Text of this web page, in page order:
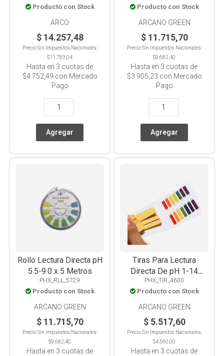
Producto con Stock
ARCO
$ 14.257,48
Precio Sin Impuestos Nacionales:
$11.783,04
Hasta en 3 cuotas de
$4.752,49 con Mercado
Pago
Producto con Stock
ARCANO GREEN
$ 11.715,70
Precio Sin Impuestos Nacionales:
$9.682,40
Hasta en 3 cuotas de
$3.905,23 con Mercado
Pago
Rollo Lectura Directa pH
5.5-9.0 x 5 Metros
PHX_RLL_5729
Producto con Stock
ARCANO GREEN
$ 11.715,70
Precio Sin Impuestos Nacionales:
$9.682,40
Hasta en 3 cuotas de
Tiras Para Lectura
Directa De pH 1-14
Librito x 80 Tiras
PHX_TIR_4600
Producto con Stock
ARCANO GREEN
$ 5.517,60
Precio Sin Impuestos Nacionales:
$4.560,00
Hasta en 3 cuotas de